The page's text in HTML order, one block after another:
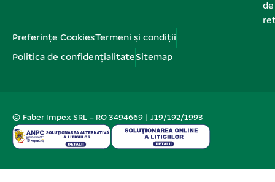
de
Preferințe CookiesTermeni și condiții
Politica de confidențialitateSitemap
© Faber Impex SRL – RO 3494669 | J19/192/1993